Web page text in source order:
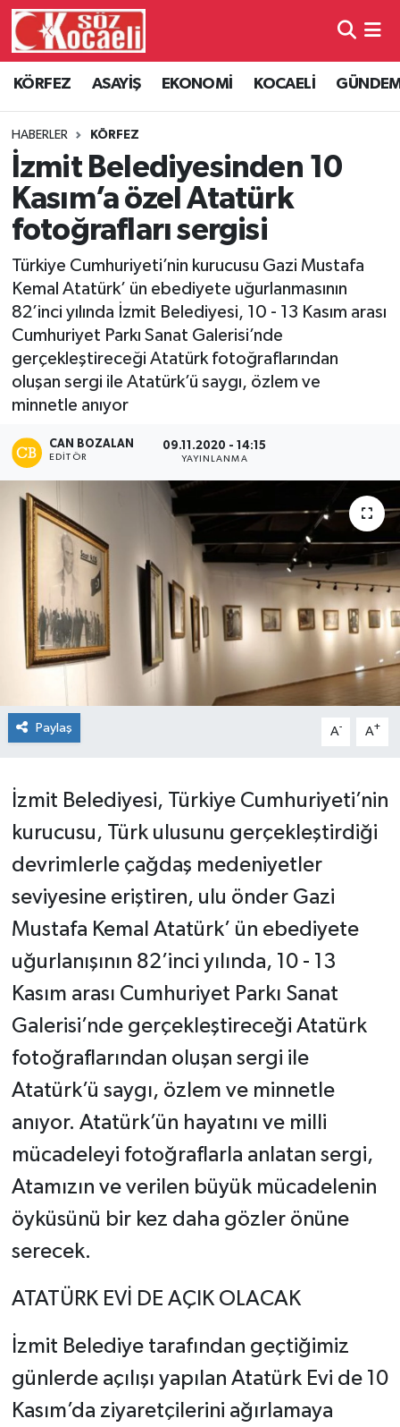
KÖRFEZ ASAYİŞ EKONOMİ KOCAELİ
HABERLER KÖRFEZ
İzmit Belediyesinden 10
Kasım’a özel Atatürk
fotoğrafları sergisi
Türkiye Cumhuriyeti’nin kurucusu Gazi Mustafa
Kemal Atatürk’ ün ebediyete uğurlanmasının
82’inci yılında İzmit Belediyesi, 10 - 13 Kasım arası
Cumhuriyet Parkı Sanat Galerisi’nde
gerçekleştireceği Atatürk fotoğraflarından
oluşan sergi ile Atatürk’ü saygı, özlem ve
minnetle anıyor
CAN BOZALAN
EDITÖR
09.11.2020 - 14:15
YAYINLANMA
Paylaş A- A+
İzmit Belediyesi, Türkiye Cumhuriyeti’nin
kurucusu, Türk ulusunu gerçekleştirdiği
devrimlerle çağdaş medeniyetler
seviyesine eriştiren, ulu önder Gazi
Mustafa Kemal Atatürk’ ün ebediyete
uğurlanışının 82’inci yılında, 10 - 13
Kasım arası Cumhuriyet Parkı Sanat
Galerisi’nde gerçekleştireceği Atatürk
fotoğraflarından oluşan sergi ile
Atatürk’ü saygı, özlem ve minnetle
anıyor. Atatürk’ün hayatını ve milli
mücadeleyi fotoğraflarla anlatan sergi,
Atamızın ve verilen büyük mücadelenin
öyküsünü bir kez daha gözler önüne
serecek.
ATATÜRK EVİ DE AÇIK OLACAK
İzmit Belediye tarafından geçtiğimiz
günlerde açılışı yapılan Atatürk Evi de 10
Kasım’da ziyaretçilerini ağırlamaya
Kocaeli Hava Durumu
Kocaeli Namaz Vakitleri
Kocaeli Trafik Yoğunluk Haritası
Süper Lig Puan Durumu ve Fikstür
Tüm Manşetler
Son Dakika Haberleri
Haber Arşivi